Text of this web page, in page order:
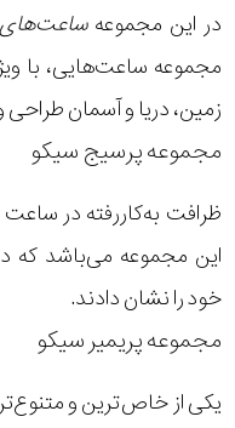
در این مجموعهساعت‌های
مجموعه ساعت‌هایی، با
زمین، دریا و آسمان
مجموعه پرسیج سیکو
ظرافت به‌کاررفته در
این مجموعه می‌باشد که
خود را نشان دادند.
مجموعه پریمیر سیکو
یکی از خاص‌ترین و